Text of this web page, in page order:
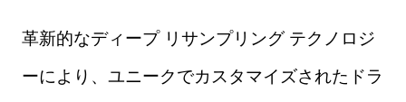
革新的なディープ リサンプリング テクノロジ
ーにより、ユニークでカスタマイズされたドラ